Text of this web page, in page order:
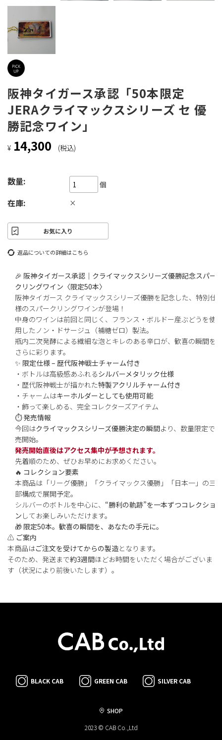
阪神タイガース承認「50本限定
JERAクライマックスシリーズ セ 優
勝記念ワイン」
¥ 14,300 (税込)
数量: 個
在庫: ×
返品についての詳細はこちら
🎉 阪神タイガース承認｜クライマックスシリーズ優勝記念スパー
クリングワイン〈限定50本〉
阪神タイガース クライマックスシリーズ優勝を記念した、特別仕
様のスパークリングワインが登場！
中身のワインは前回と同じく、フランス・ボルドー産ぶどうを使
用したノン・ドサージュ（補糖ゼロ）製法。
瓶内二次発酵による繊細な泡とキレのある辛口が、歓喜の瞬間を
さらに彩ります。
✨ 限定仕様 – 歴代阪神戦士チャーム付き
・ボトルは高級感あふれるシルバーメタリック仕様
・歴代阪神戦士が描かれた特製アクリルチャーム付き
・チャームはキーホルダーとしても使用可能
・飾って楽しめる、完全コレクターズアイテム
⏱発売情報
今回はクライマックスシリーズ優勝決定の瞬間より、数量限定で販
売開始。
発売開始直後はアクセス集中が予想されます。
先着順のため、ぜひお早めにお求めください。
🔥 コレクション要素
本商品は「リーグ優勝」「クライマックス優勝」「日本一」の三
部構成で展開予定。
シルバーのボトルを中心に、 “勝利の軌跡”を一本ずつコレクショ
ン してお楽しみいただけます。
🎁 限定50本。歓喜の瞬間を、あなたの手元に。
⚠️ ご案内
本商品はご注文を受けてからの製造となります。
そのため、発送まで約3週間ほどお時間をいただく場合がございま
す（状況により前後いたします）。
BLACK CAB GREEN CAB SILVER CAB
SHOP
2023 © CAB Co.,Ltd